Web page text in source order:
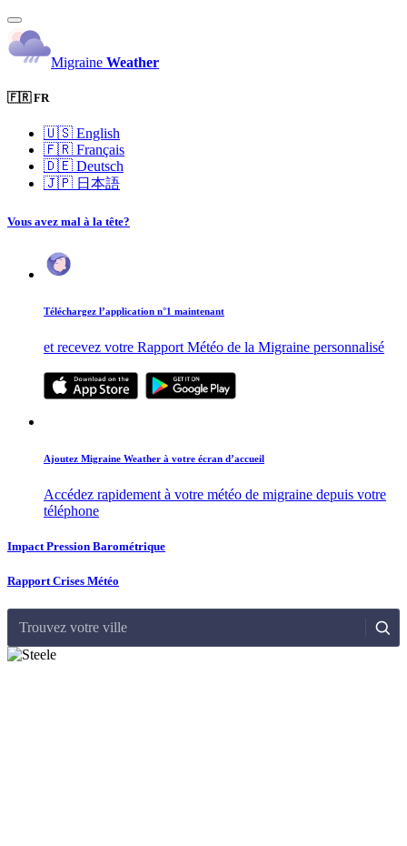
Migraine Weather
🇫🇷 FR
🇺🇸 English
🇫🇷 Français
🇩🇪 Deutsch
🇯🇵 日本語
Vous avez mal à la tête?
Téléchargez l’application n°1 maintenant
et recevez votre Rapport Météo de la Migraine personnalisé
Ajoutez Migraine Weather à votre écran d’accueil
Accédez rapidement à votre météo de migraine depuis votre
téléphone
Impact Pression Barométrique
Rapport Crises Météo
Trouvez votre ville